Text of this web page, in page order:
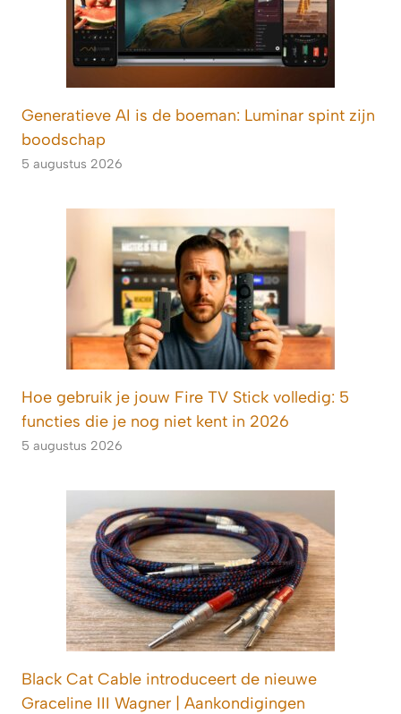
Generatieve AI is de boeman: Luminar spint zijn
boodschap
5 augustus 2026
Hoe gebruik je jouw Fire TV Stick volledig: 5
functies die je nog niet kent in 2026
5 augustus 2026
Black Cat Cable introduceert de nieuwe
Graceline III Wagner | Aankondigingen